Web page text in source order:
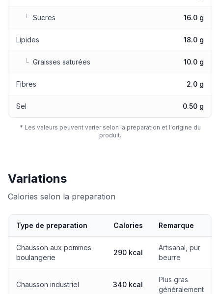
└ Sucres 16.0 g
Lipides 18.0 g
└ Graisses saturées 10.0 g
Fibres 2.0 g
Sel 0.50 g
* Les valeurs peuvent varier selon la preparation et l'origine du
produit.
Variations
Calories selon la preparation
Type de preparation Calories Remarque
Chausson aux pommes
boulangerie
290 kcal
Artisanal, pur
beurre
Chausson industriel 340 kcal
Plus gras
généralement